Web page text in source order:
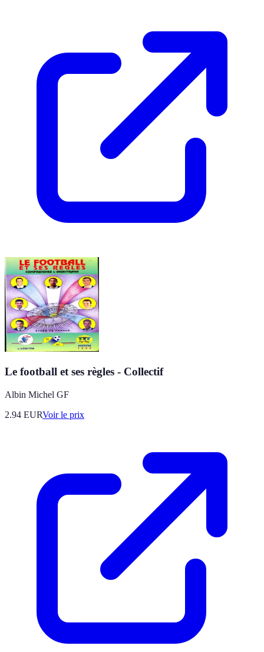
Le football et ses règles - Collectif
Albin Michel GF
2.94 EURVoir le prix